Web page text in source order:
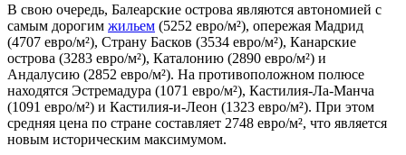
В свою очередь, Балеарские острова являются автономией с
самым дорогим жильем (5252 евро/м²), опережая Мадрид
(4707 евро/м²), Страну Басков (3534 евро/м²), Канарские
острова (3283 евро/м²), Каталонию (2890 евро/м²) и
Андалусию (2852 евро/м²). На противоположном полюсе
находятся Эстремадура (1071 евро/м²), Кастилия-Ла-Манча
(1091 евро/м²) и Кастилия-и-Леон (1323 евро/м²). При этом
средняя цена по стране составляет 2748 евро/м², что является
новым историческим максимумом.